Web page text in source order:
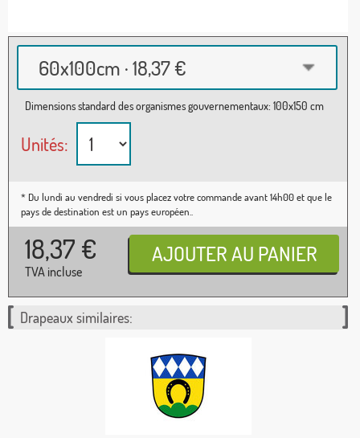
60x100cm · 18,37 €
Dimensions standard des organismes gouvernementaux: 100x150 cm
Unités:
* Du lundi au vendredi si vous placez votre commande avant 14h00 et que le
pays de destination est un pays européen..
18,37 €
TVA incluse
Drapeaux similaires: